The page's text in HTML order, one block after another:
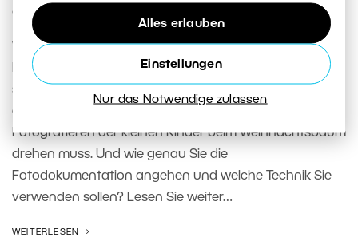
Alles erlauben
Einstellungen
Nur das Notwendige zulassen
achten Sie auf Emotionen
Weihnachten ist für viele das schönste Fest des Jahres.
Da die ganze Familie zusammenkommt, wäre es
schade, sie nicht zu dokumentieren. Ja, wir schreiben
absichtlich „dokumentieren“, da sich nicht alles nur ums
Fotografieren der kleinen Kinder beim Weihnachtsbaum
drehen muss. Und wie genau Sie die
Fotodokumentation angehen und welche Technik Sie
verwenden sollen? Lesen Sie weiter…
WEITERLESEN